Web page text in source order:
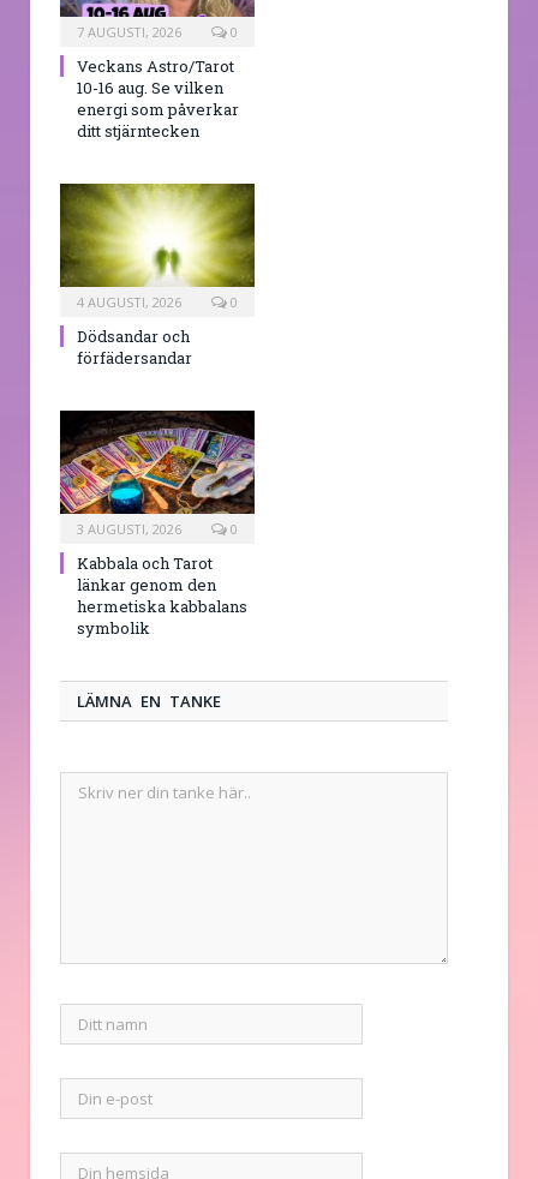
7 AUGUSTI, 2026 0
Veckans Astro/Tarot
10-16 aug. Se vilken
energi som påverkar
ditt stjärntecken
4 AUGUSTI, 2026 0
Dödsandar och
förfädersandar
3 AUGUSTI, 2026 0
Kabbala och Tarot
länkar genom den
hermetiska kabbalans
symbolik
LÄMNA EN TANKE